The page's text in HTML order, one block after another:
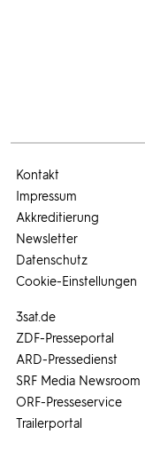
3sat.de
ZDF-Presseportal
ARD-Pressedienst
SRF Media Newsroom
ORF-Presseservice
Trailerportal
Kontakt
Impressum
Akkreditierung
Newsletter
Datenschutz
Cookie-Einstellungen